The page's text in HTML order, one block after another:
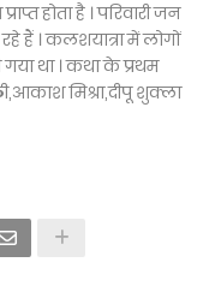
होता है । परिवारी जन
हैं । कलशयात्रा में लोगों
था । कथा के प्रथम
मिश्रा,दीपू शुक्ला